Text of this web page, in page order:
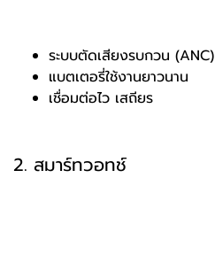
ระบบตัดเสียงรบกวน (ANC)
แบตเตอรี่ใช้งานยาวนาน
เชื่อมต่อไว เสถียร
2. สมาร์ทวอทช์